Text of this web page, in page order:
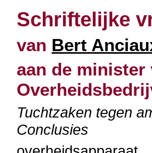
Schriftelijke
van Bert
aan de minister
Tuchtzaken tegen
Conclusies